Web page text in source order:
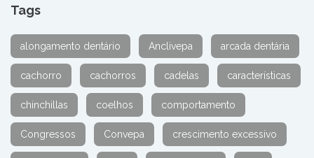
Tags
alongamento dentário Anclivepa arcada dentária
cachorro cachorros cadelas características
chinchillas coelhos comportamento
Congressos Convepa crescimento excessivo